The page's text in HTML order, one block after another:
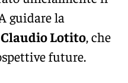
guidare la
Claudio Lotito, che
future.